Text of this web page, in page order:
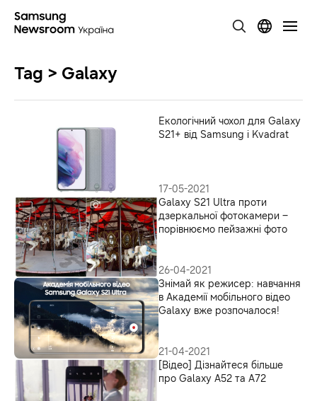
Tag > Galaxy
Екологічний чохол для Galaxy
S21+ від Samsung і Kvadrat
17-05-2021
Galaxy S21 Ultra проти
дзеркальної фотокамери –
порівнюємо пейзажні фото
26-04-2021
Знімай як режисер: навчання
в Академії мобільного відео
Galaxy вже розпочалося!
21-04-2021
[Відео] Дізнайтеся більше
про Galaxy A52 та A72